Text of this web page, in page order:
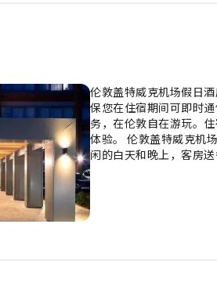
伦敦盖特威克机场假日
保您在住宿期间可即时
务，在伦敦自在游玩。
体验。 伦敦盖特威克机
闲的白天和晚上，客房
人造成任何不便，住宿